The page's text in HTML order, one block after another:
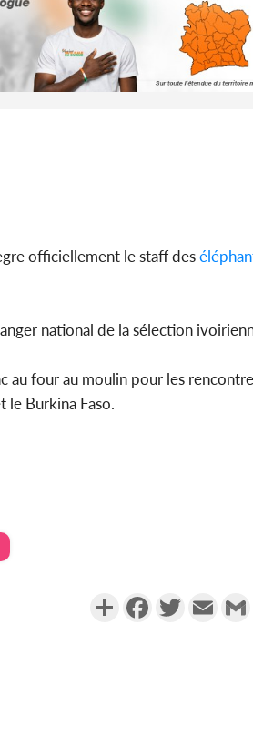
officiellement le staff des
national de la sélection
au four au moulin pour les
le Burkina Faso.
PartagerFacebookTwitterEmail
POLITIQUE
Côte d'Ivoire : Fête
Alassane Ouattara
la grâce à 4 661...
Mamadou Traoré ex